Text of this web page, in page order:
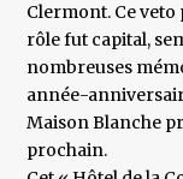
Clermont. Ce
rôle fut capital,
nombreuses
année-
Maison Blanche
prochain.